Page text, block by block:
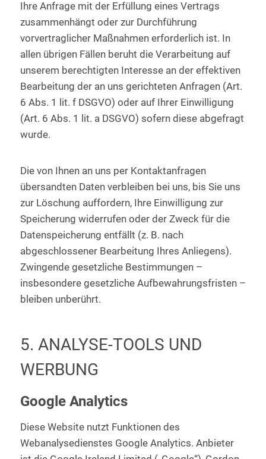
Ihre Anfrage mit der Erfüllung eines Vertrags
zusammenhängt oder zur Durchführung
vorvertraglicher Maßnahmen erforderlich ist. In
allen übrigen Fällen beruht die Verarbeitung auf
unserem berechtigten Interesse an der effektiven
Bearbeitung der an uns gerichteten Anfragen (Art.
6 Abs. 1 lit. f DSGVO) oder auf Ihrer Einwilligung
(Art. 6 Abs. 1 lit. a DSGVO) sofern diese abgefragt
wurde.
Die von Ihnen an uns per Kontaktanfragen
übersandten Daten verbleiben bei uns, bis Sie uns
zur Löschung auffordern, Ihre Einwilligung zur
Speicherung widerrufen oder der Zweck für die
Datenspeicherung entfällt (z. B. nach
abgeschlossener Bearbeitung Ihres Anliegens).
Zwingende gesetzliche Bestimmungen –
insbesondere gesetzliche Aufbewahrungsfristen –
bleiben unberührt.
5. ANALYSE-TOOLS UND
WERBUNG
Google Analytics
Diese Website nutzt Funktionen des
Webanalysedienstes Google Analytics. Anbieter